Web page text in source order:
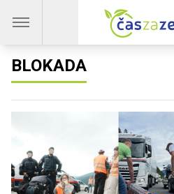
BLOKADA